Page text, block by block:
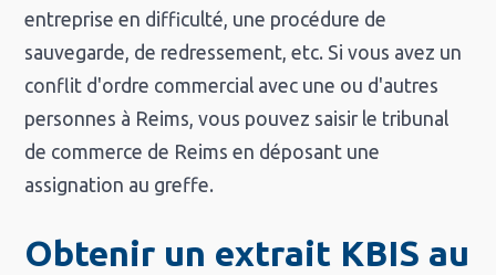
entreprise en difficulté, une procédure de
sauvegarde, de redressement, etc. Si vous avez un
conflit d'ordre commercial avec une ou d'autres
personnes à Reims, vous pouvez saisir le tribunal
de commerce de Reims en déposant une
assignation au greffe.
Obtenir un extrait KBIS au